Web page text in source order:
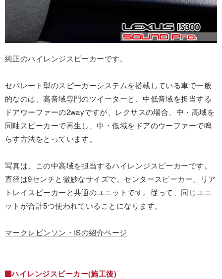
純正のハイレンジスピーカーです。
セパレート型のスピーカーシステムを搭載している車で一般
的なのは、高音域専門のツイーターと、中低音域を担当する
ドアウーファーの2wayですが、レクサスの場合、中・高域を
同軸スピーカーで再生し、中・低域をドアのウーファーで鳴
らす方法をとっています。
写真は、この中高域を担当するハイレンジスピーカーです。
直径は9センチと微妙なサイズで、センタースピーカー、リア
トレイスピーカーと共通のユニットです。従って、同じユニ
ットが合計5つ使われていることになります。
マークレビンソン・ISの紹介ページ
ハイレンジスピーカー(施工後)